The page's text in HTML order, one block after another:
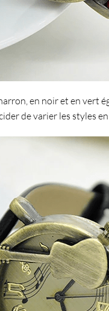
en noir et en
de varier les styles